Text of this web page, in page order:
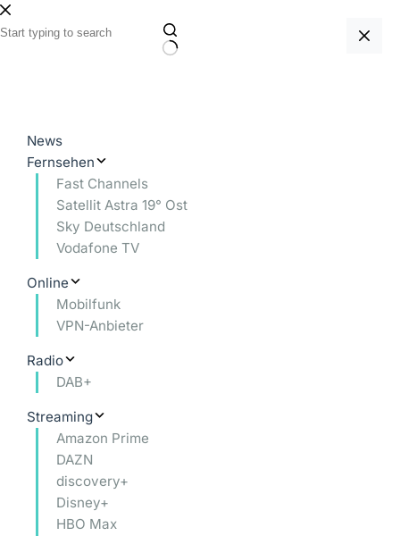
Zum
Inhalt
News
Fernsehen
Fast Channels
Satellit Astra 19° Ost
Sky Deutschland
Vodafone TV
Online
Mobilfunk
VPN-Anbieter
Radio
DAB+
Streaming
Amazon Prime
DAZN
discovery+
Disney+
HBO Max